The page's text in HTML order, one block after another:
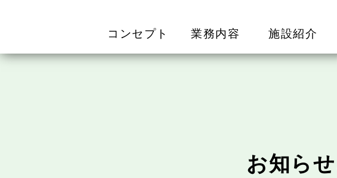
コンセプト 業務内容 施設紹介
お知らせ